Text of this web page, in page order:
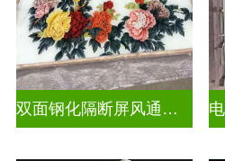
双面钢化隔断屏风通电深雕浮雕玻璃